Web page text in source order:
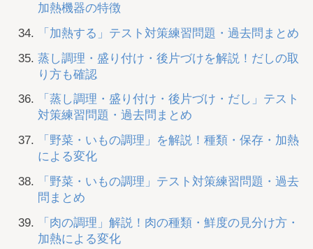
加熱機器の特徴
「加熱する」テスト対策練習問題・過去問まとめ
蒸し調理・盛り付け・後片づけを解説！だしの取
り方も確認
「蒸し調理・盛り付け・後片づけ・だし」テスト
対策練習問題・過去問まとめ
「野菜・いもの調理」を解説！種類・保存・加熱
による変化
「野菜・いもの調理」テスト対策練習問題・過去
問まとめ
「肉の調理」解説！肉の種類・鮮度の見分け方・
加熱による変化